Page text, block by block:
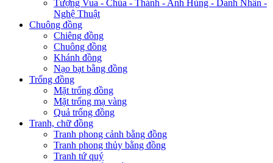
Tượng Vua - Chúa - Thánh - Anh Hùng - Danh Nhân -
Nghệ Thuật
Chuông đồng
Chiêng đồng
Chuông đồng
Khánh đồng
Nạo bạt bằng đồng
Trống đồng
Mặt trống đồng
Mặt trống mạ vàng
Quả trống đồng
Tranh, chữ đồng
Tranh phong cảnh bằng đồng
Tranh phong thủy bằng đồng
Tranh tứ quý